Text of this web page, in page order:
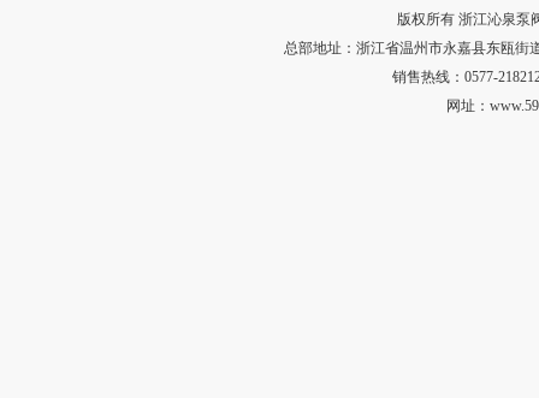
版权所有 浙江沁泉泵
总部地址：浙江省温州市永嘉县东瓯街
销售热线：0577-
网址：